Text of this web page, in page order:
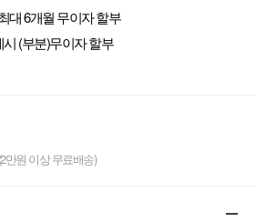
대 6개월 무이자 할부
시 (부분)무이자 할부
(2만원 이상 무료배송)